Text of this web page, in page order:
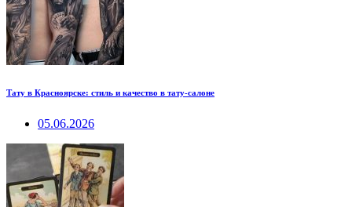
Тату в Красноярске: стиль и качество в тату-салоне
05.06.2026